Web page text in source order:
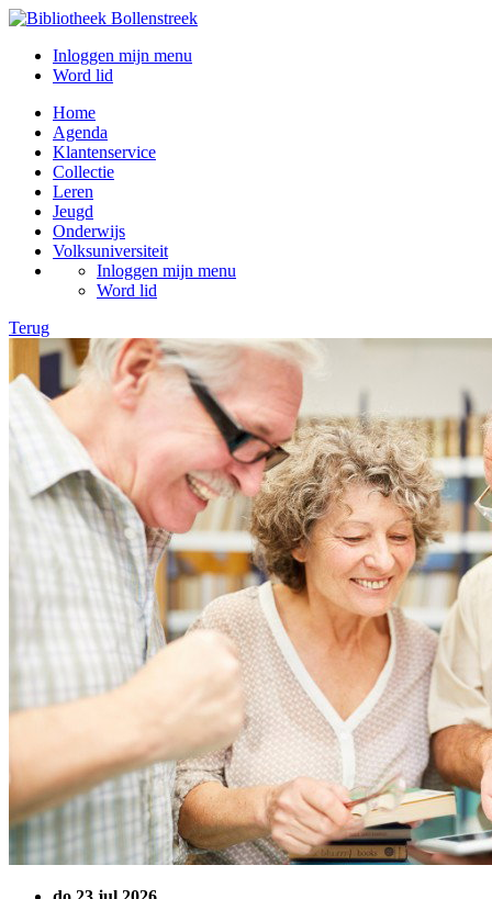
Inloggen mijn menu
Word lid
Home
Agenda
Klantenservice
Collectie
Leren
Jeugd
Onderwijs
Volksuniversiteit
Inloggen mijn menu
Word lid
Terug